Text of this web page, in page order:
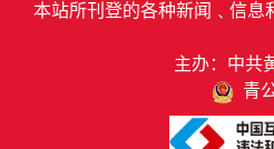
本站所刊登的各种新闻﹑信息
主办：中共
青